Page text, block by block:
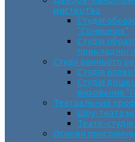
мистецтво
Cтудія
“Соняшник”
Студія
Студії раннього
Студія
Студія
виховання
Театральний
Шоу-театр
Театр-студія
Основи